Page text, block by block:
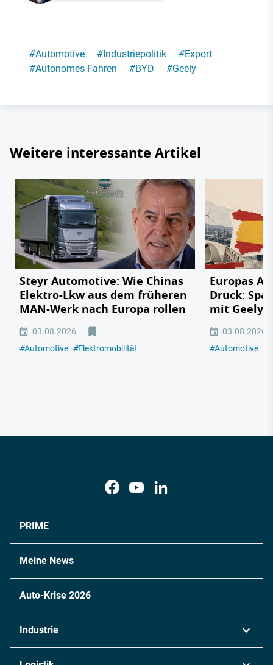
#Automotive #Industriepolitik #Export
#Autonomes Fahren #BYD #Geely
Weitere interessante Artikel
Steyr Automotive: Wie Chinas
Elektro-Lkw aus dem früheren
MAN-Werk nach Europa rollen
03.08.2026
#Automotive #Elektromobilität
Europas
Druck:
mit Geely,
03.08.2026
#Automotive
PRIME
Meine News
Auto-Krise 2026
Industrie